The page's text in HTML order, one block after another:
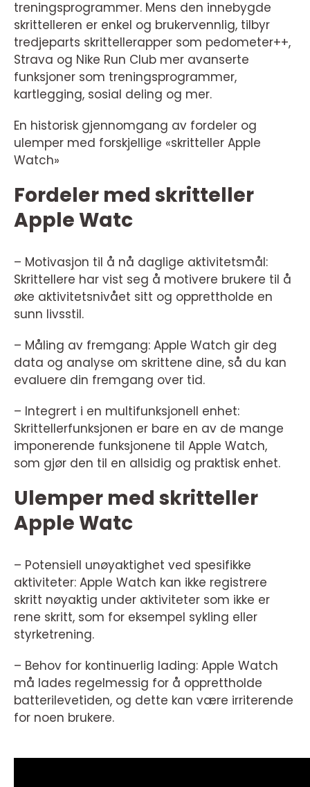
treningsprogrammer. Mens den innebygde
skrittelleren er enkel og brukervennlig, tilbyr
tredjeparts skrittellerapper som pedometer++,
Strava og Nike Run Club mer avanserte
funksjoner som treningsprogrammer,
kartlegging, sosial deling og mer.
En historisk gjennomgang av fordeler og
ulemper med forskjellige «skritteller Apple
Watch»
Fordeler med skritteller
Apple Watc
– Motivasjon til å nå daglige aktivitetsmål:
Skrittellere har vist seg å motivere brukere til å
øke aktivitetsnivået sitt og opprettholde en
sunn livsstil.
– Måling av fremgang: Apple Watch gir deg
data og analyse om skrittene dine, så du kan
evaluere din fremgang over tid.
– Integrert i en multifunksjonell enhet:
Skrittellerfunksjonen er bare en av de mange
imponerende funksjonene til Apple Watch,
som gjør den til en allsidig og praktisk enhet.
Ulemper med skritteller
Apple Watc
– Potensiell unøyaktighet ved spesifikke
aktiviteter: Apple Watch kan ikke registrere
skritt nøyaktig under aktiviteter som ikke er
rene skritt, som for eksempel sykling eller
styrketrening.
– Behov for kontinuerlig lading: Apple Watch
må lades regelmessig for å opprettholde
batterilevetiden, og dette kan være irriterende
for noen brukere.